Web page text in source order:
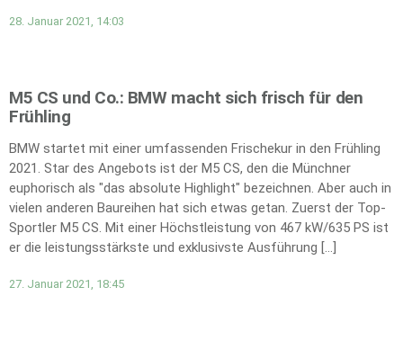
28. Januar 2021, 14:03
M5 CS und Co.: BMW macht sich frisch für den
Frühling
BMW startet mit einer umfassenden Frischekur in den Frühling
2021. Star des Angebots ist der M5 CS, den die Münchner
euphorisch als "das absolute Highlight" bezeichnen. Aber auch in
vielen anderen Baureihen hat sich etwas getan. Zuerst der Top-
Sportler M5 CS. Mit einer Höchstleistung von 467 kW/635 PS ist
er die leistungsstärkste und exklusivste Ausführung […]
27. Januar 2021, 18:45